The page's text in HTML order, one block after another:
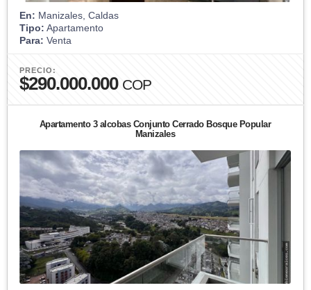
En: Manizales, Caldas
Tipo: Apartamento
Para: Venta
PRECIO:
$290.000.000 COP
Apartamento 3 alcobas Conjunto Cerrado Bosque Popular
Manizales